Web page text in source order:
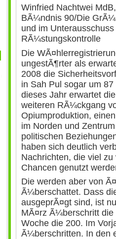
Winfried Nachtwei
BÃ¼ndnis 90/Die
und im
RÃ¼stungskontrolle
Die
ungestÃ¶rter als
2008 die
in Sah Pul sogar um
dieses Jahr erwartet
weiteren RÃ¼ckgang
Opiumproduktion,
im Norden und
politischen
haben sich deutlich
Nachrichten, die viel
Chancen genutzt
Die werden aber von
Ã¼berschattet. Dass
ausgeprÃ¤gt sind, ist
MÃ¤rz Ã¼berschritt
Woche die 200. Im
Ã¼berschritten. In den